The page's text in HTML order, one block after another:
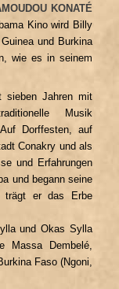
KONATÉ
Kino wird Billy
und Burkina
wie es in seinem
sieben Jahren mit
Musik
Dorffesten, auf
Conakry und als
und Erfahrungen
und begann seine
trägt er das Erbe
und Okas Sylla
Massa Dembelé,
Faso (Ngoni,